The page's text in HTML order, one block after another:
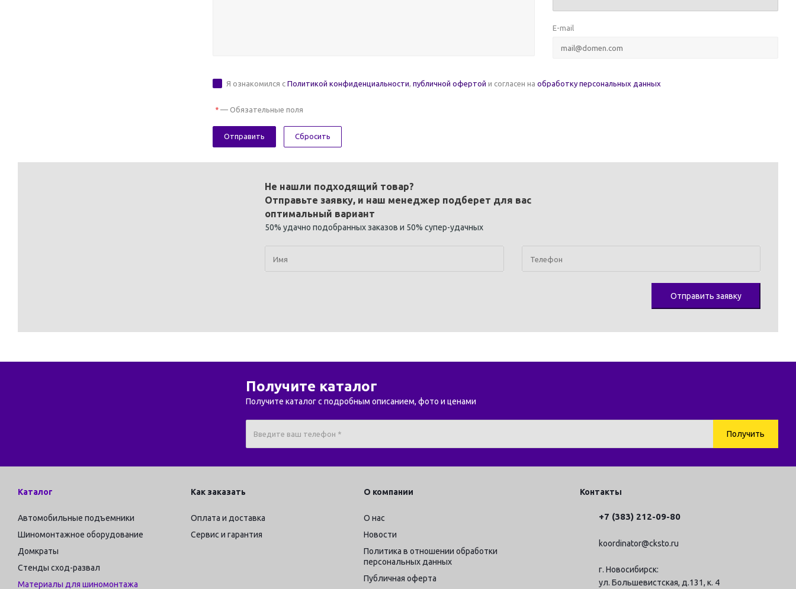
E-mail
Я ознакомился с Политикой конфиденциальности, публичной офертой и согласен на обработку персональных данных
*— Обязательные поля
Сбросить
Не нашли подходящий товар?
Отправьте заявку, и наш менеджер подберет для вас
оптимальный вариант
50% удачно подобранных заказов и 50% супер-удачных
Получите каталог
Получите каталог с подробным описанием, фото и ценами
Каталог
Автомобильные подъемники
Шиномонтажное оборудование
Домкраты
Стенды сход-развал
Материалы для шиномонтажа
Как заказать
Оплата и доставка
Сервис и гарантия
О компании
О нас
Новости
Политика в отношении обработки
персональных данных
Публичная оферта
Контакты
+7 (383) 212-09-80
koordinator@cksto.ru
г. Новосибирск:
ул. Большевистская, д.131, к. 4